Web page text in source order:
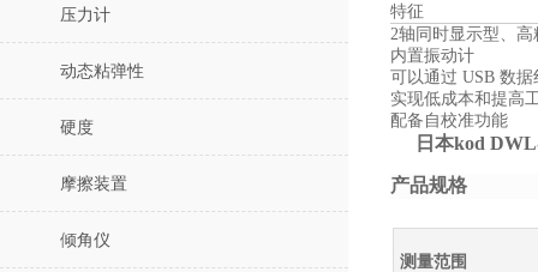
压力计
动态粘弹性
硬度
摩擦装置
倾角仪
特征
2轴同时显示型、
内置振动计
可以通过 USB 数
实现低成本和提高
配备自校准功能
日本kod
产品规格
测量范围